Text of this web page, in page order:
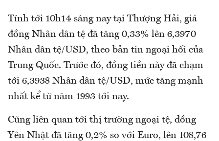
Tính tới 10h14 sáng nay tại Thượng Hải, giá
đồng Nhân dân tệ đã tăng 0,33% lên 6,3970
Nhân dân tệ/USD, theo bản tin ngoại hối của
Trung Quốc. Trước đó, đồng tiền này đã chạm
tới 6,3938 Nhân dân tệ/USD, mức tăng mạnh
nhất kể từ năm 1993 tới nay.
Cũng liên quan tới thị trường ngoại tệ, đồng
Yên Nhật đã tăng 0,2% so với Euro, lên 108,76